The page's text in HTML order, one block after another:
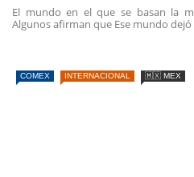
El mundo en el que se basan la
Algunos afirman que Ese mundo dejó
COMEX INTERNACIONAL 🇲🇽 MEX